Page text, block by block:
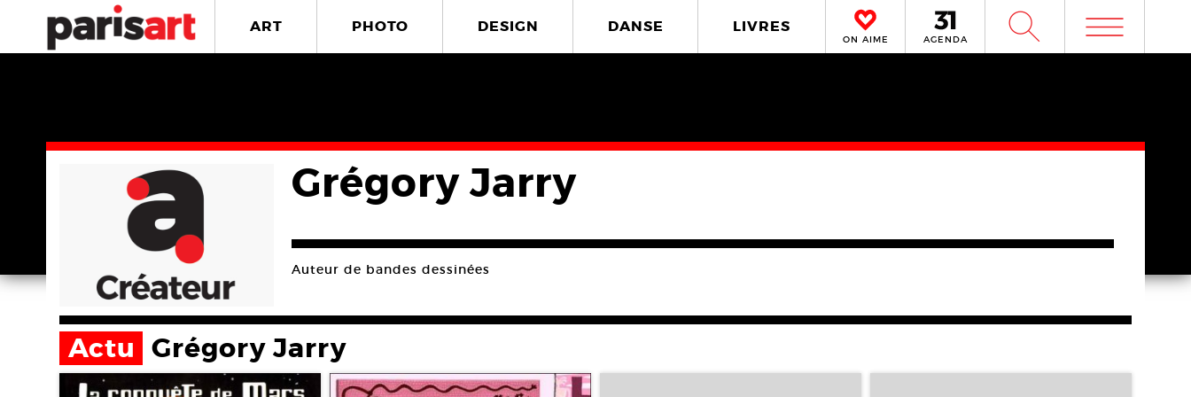
ART PHOTO DESIGN DANSE LIVRES
ON AIME AGENDA W m
Grégory Jarry
Auteur de bandes dessinées
Actu Grégory Jarry